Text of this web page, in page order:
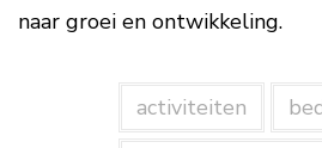
naar groei en ontwikkeling.
activiteiten